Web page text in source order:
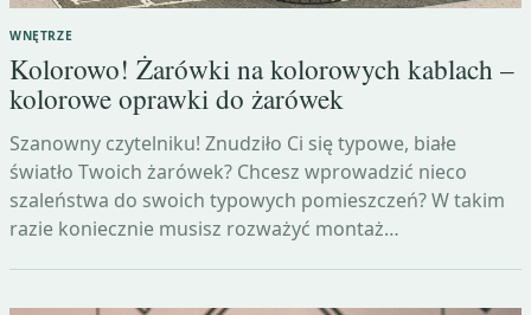
WNĘTRZE
Kolorowo! Żarówki na kolorowych kablach –
kolorowe oprawki do żarówek
Szanowny czytelniku! Znudziło Ci się typowe, białe
światło Twoich żarówek? Chcesz wprowadzić nieco
szaleństwa do swoich typowych pomieszczeń? W takim
razie koniecznie musisz rozważyć montaż…